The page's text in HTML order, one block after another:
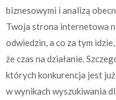
biznesowymi i analizą
Twoja strona internetowa
odwiedzin, a co za tym
że czas na działanie.
których konkurencja jest
w wynikach wyszukiwania